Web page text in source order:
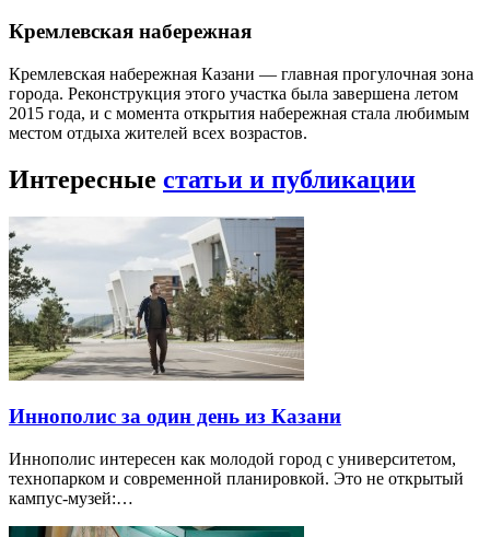
Кремлевская набережная
Кремлевская набережная Казани — главная прогулочная зона
города. Реконструкция этого участка была завершена летом
2015 года, и с момента открытия набережная стала любимым
местом отдыха жителей всех возрастов.
Интересные статьи и публикации
Иннополис за один день из Казани
Иннополис интересен как молодой город с университетом,
технопарком и современной планировкой. Это не открытый
кампус-музей:…